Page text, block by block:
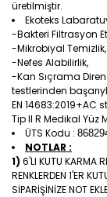
üretilmiştir.
Ekoteks
-Bakteri Filtrasyon
-Mikrobiyal Temizlik,
-Nefes Alabilirlik,
-Kan Sıçrama
testlerinden
EN 14683:2019+AC
Tip II R Medikal Yüz
ÜTS Kodu :
NOTLAR :
1) 6'LI KUTU KARMA
RENKLERDEN 1'ER
SİPARİŞİNİZE NOT